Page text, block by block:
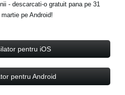
- descarcati-o gratuit pana pe 31
pe Android!
pentru iOS
pentru Android